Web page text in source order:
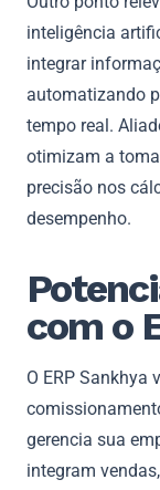
inteligência
integrar
automatizando
tempo real.
otimizam a
precisão nos
desempenho.
com o
O ERP Sankhya
gerencia sua
integram